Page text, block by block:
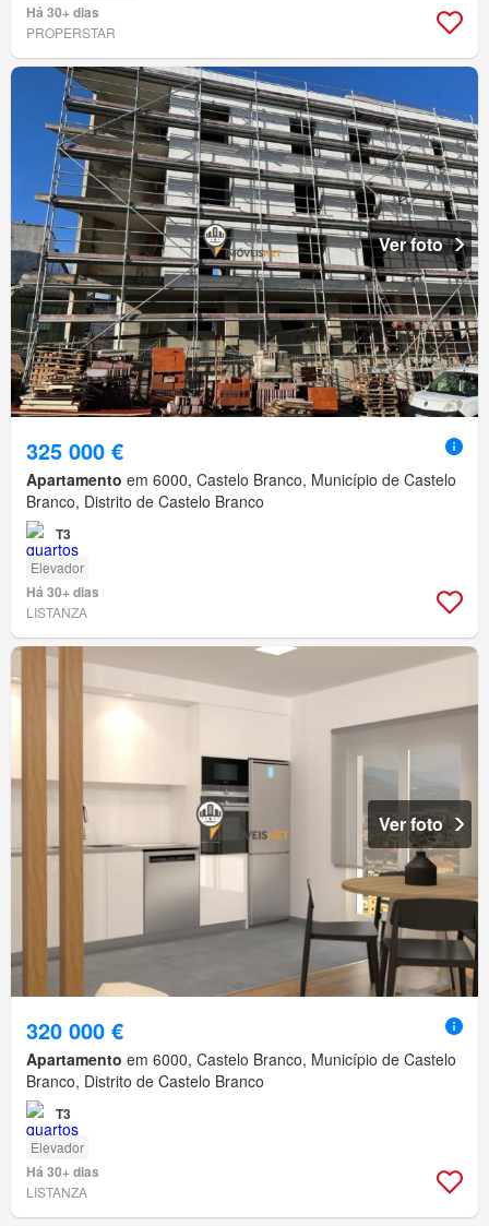
Há 30+ dias
PROPERSTAR
Ver foto
325 000 €
Apartamento em 6000, Castelo Branco, Município de Castelo
Branco, Distrito de Castelo Branco
T3
Elevador
Há 30+ dias
LISTANZA
Ver foto
320 000 €
Apartamento em 6000, Castelo Branco, Município de Castelo
Branco, Distrito de Castelo Branco
T3
Elevador
Há 30+ dias
LISTANZA